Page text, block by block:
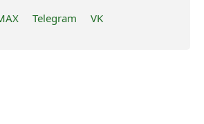
Telegram VK